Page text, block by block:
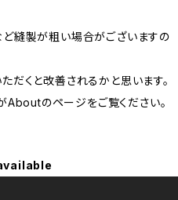
縫製が粗い場合がございますの
くと改善されるかと思います。
のページをご覧ください。